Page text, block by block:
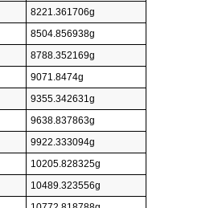
8221.361706g
8504.856938g
8788.352169g
9071.8474g
9355.342631g
9638.837863g
9922.333094g
10205.828325g
10489.323556g